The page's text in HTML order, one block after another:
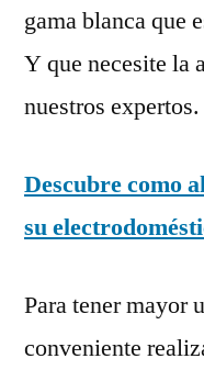
gama blanca que
Y que necesite la
nuestros expertos.
Descubre como
su
Para tener mayor
conveniente